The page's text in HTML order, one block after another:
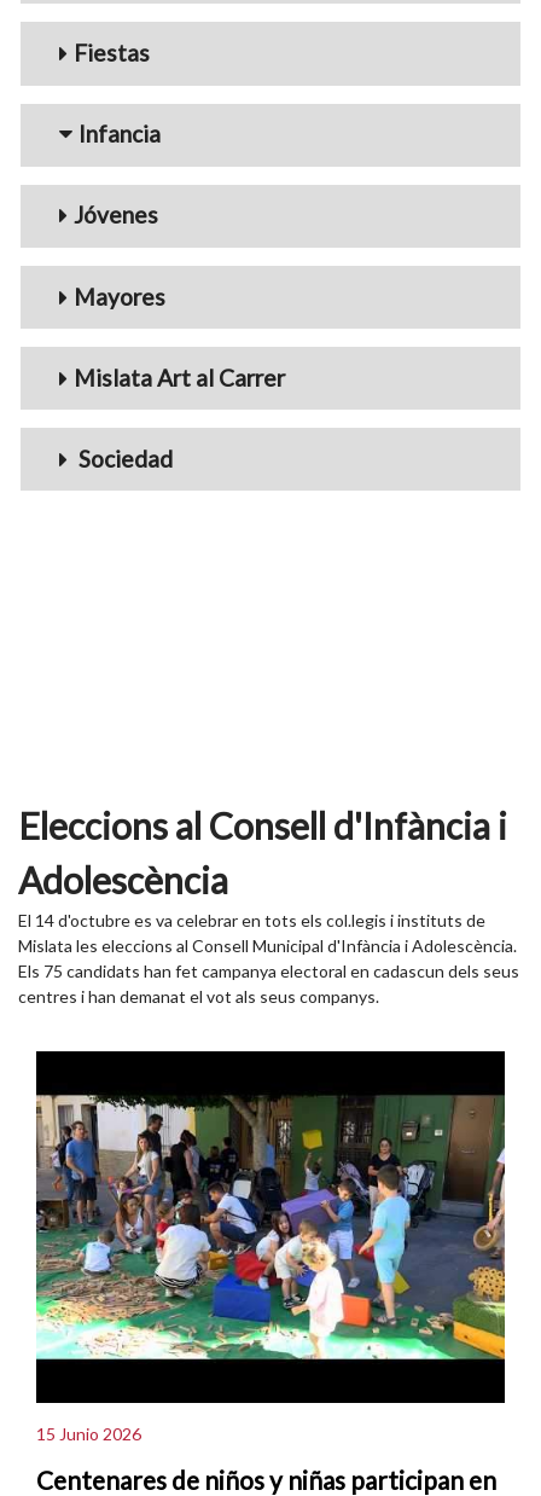
Fiestas
Infancia
Jóvenes
Mayores
Mislata Art al Carrer
Sociedad
Eleccions al Consell d'Infància i
Adolescència
El 14 d'octubre es va celebrar en tots els col.legis i instituts de
Mislata les eleccions al Consell Municipal d'Infància i Adolescència.
Els 75 candidats han fet campanya electoral en cadascun dels seus
centres i han demanat el vot als seus companys.
15 Junio 2026
Centenares de niños y niñas participan en